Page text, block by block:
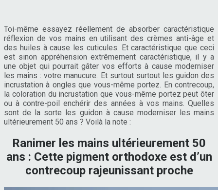
Toi-même essayez réellement de absorber caractéristique
réflexion de vos mains en utilisant des crèmes anti-âge et
des huiles à cause les cuticules. Et caractéristique que ceci
est sinon appréhension extrêmement caractéristique, il y a
une objet qui pourrait gâter vos efforts à cause moderniser
les mains : votre manucure. Et surtout surtout les guidon des
incrustation à ongles que vous-même portez. En contrecoup,
la coloration du incrustation que vous-même portez peut ôter
ou à contre-poil enchérir des années à vos mains. Quelles
sont de la sorte les guidon à cause moderniser les mains
ultérieurement 50 ans ? Voilà la note :
Ranimer les mains ultérieurement 50
ans : Cette pigment orthodoxe est d’un
contrecoup rajeunissant proche